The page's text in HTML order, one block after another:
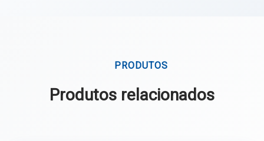
PRODUTOS
Produtos relacionados